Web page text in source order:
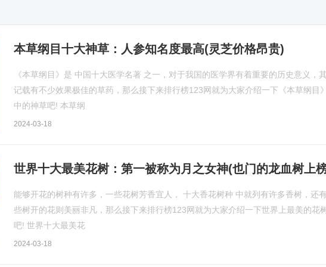
本草纲目十大神草：人参知名度最高(灵芝价格昂贵)
《本草纲目》是 中国十大医学名著 之一，对于我国的医学界有着重要的历史意义，
记载有不少效果极佳的草药，那么接下来排行榜123网就为大家介绍一下《本草纲目》
中的神草吧! 本草纲
2024-03-18
世界十大最美花树：第一被称为月之女神(也门的龙血树上
能够开花的树种有许多，一些花树芳香宜人， 十大香花树种 中就列有许多香树，还
些树开的花则美丽非凡，那么接下来排行榜123网就为大家介绍一下世界上最美的花
吧! 世界十大最美花
2024-03-18